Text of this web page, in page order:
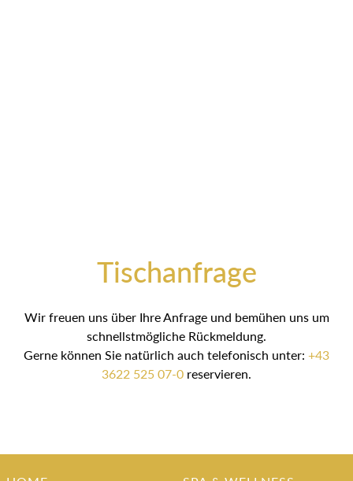
Tischanfrage
Wir freuen uns über Ihre Anfrage und bemühen uns um
schnellstmögliche Rückmeldung.
Gerne können Sie natürlich auch telefonisch unter: +43
3622 525 07-0 reservieren.